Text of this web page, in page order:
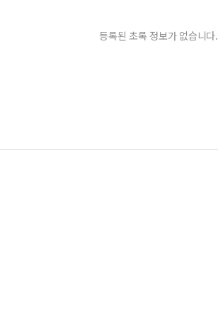
등록된 초록 정보가 없습니다.